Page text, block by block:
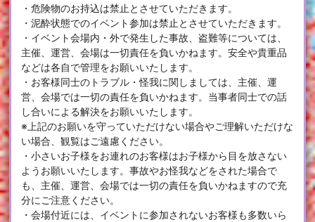
・危険物のお持込は禁止とさせていただきます。
・泥酔状態でのイベント参加は禁止とさせていただきます。
・イベント会場内・外で発生した事故、盗難等については、
主催、運営、会場は一切責任を負いかねます。安全や貴重品
などは各自で管理をお願いいたします。
・お客様同士のトラブル・怪我に関しましては、主催、運
営、会場では一切の責任を負いかねます。当事者同士での話
し合いによる解決をお願いいたします。
※上記のお願いを守っていただけない場合やご理解いただけな
い場合、観覧はご遠慮ください。
・小さいお子様をお連れのお客様はお子様から目を放さない
ようお願いいたします。事故やお怪我などをされた場合で
も、主催、運営、会場では一切の責任を負いかねますので充
分にご注意ください。
・会場付近には、イベントに参加されないお客様も多数いら